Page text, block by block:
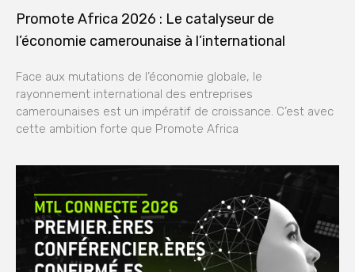
Promote Africa 2026 : Le catalyseur de
l’économie camerounaise à l’international
Face aux mutations de l’économie globale, le
rayonnement international des entreprises
camerounaises est un impératif de croissance. C’est avec
cette ambition forte que Promote Africa